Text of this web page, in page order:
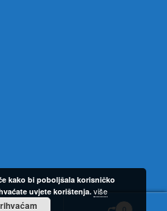
kako bi poboljšala korisničko
uvjete korištenja.više